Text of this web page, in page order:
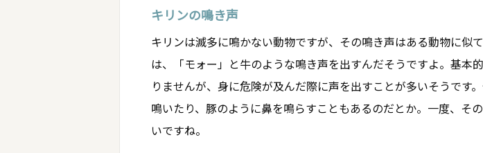
キリンの鳴き声
キリンは滅多に鳴かない動物ですが、その鳴き声はある動物に似
は、「モォー」と牛のような鳴き声を出すんだそうですよ。基本
りませんが、身に危険が及んだ際に声を出すことが多いそうです
鳴いたり、豚のように鼻を鳴らすこともあるのだとか。一度、そ
いですね。